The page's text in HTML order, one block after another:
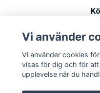
Vi använder
Vi använder cookies
visas för dig och för
upplevelse när du